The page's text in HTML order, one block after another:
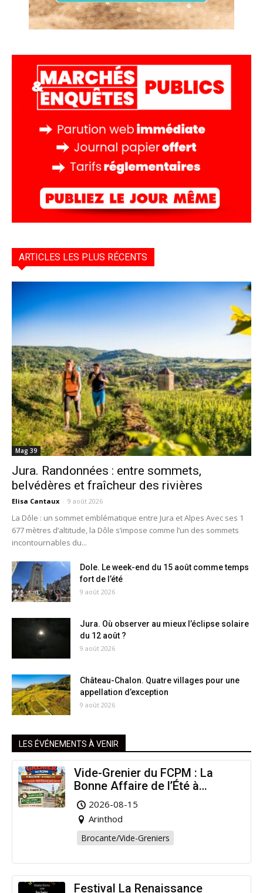
ARTICLES LES PLUS RÉCENTS
Mag 39
Jura. Randonnées : entre sommets,
belvédères et fraîcheur des rivières
Elisa Cantaux - 9 août 2026
La Dôle : un sommet emblématique entre Jura et Alpes Avec ses 1
677 mètres d’altitude, la Dôle s’impose comme l’un des sommets
incontournables du...
Dole. Le week-end du 15 août comme temps
fort de l’été
9 août 2026
Jura. Où observer au mieux l’éclipse solaire
du 12 août ?
9 août 2026
Château-Chalon. Quatre villages pour une
appellation d’exception
9 août 2026
LES ÉVÉNEMENTS À VENIR
Vide-Grenier du FCPM : La
Bonne Affaire de l’Été à
Arinthod !
2026-08-15
Arinthod
Brocante/Vide-Greniers
Festival La Renaissance